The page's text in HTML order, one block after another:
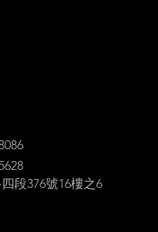
段376號16樓之6